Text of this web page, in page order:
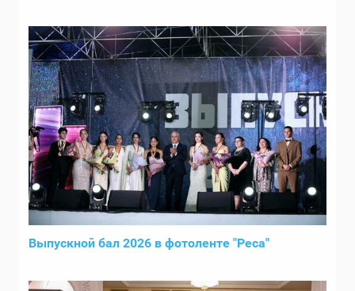
Выпускной бал 2026 в фотоленте "Реса"